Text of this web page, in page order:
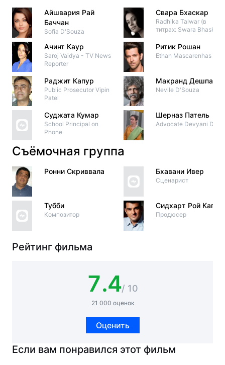
Айшвария Рай
Баччан
Sofia D'Souza
Ачинт Каур
Saroj Vaidya - TV News
Reporter
Раджит Капур
Public Prosecutor Vipin
Patel
Суджата Кумар
School Principal on
Phone
Свара Бхаскар
Radhika Talwar (в
титрах: Swara Bhaskar)
Ритик Рошан
Ethan Mascarenhas
Макранд Дешпандэ
Nevile D'Souza
Шерназ Патель
Advocate Devyani Dutta
Съёмочная группа
Ронни Скриввала
Тубби
Композитор
Бхавани Ивер
Сценарист
Сидхарт Рой Капур
Продюсер
Рейтинг фильма
7.4/ 10
21 000 оценок
Оценить
Если вам понравился этот фильм